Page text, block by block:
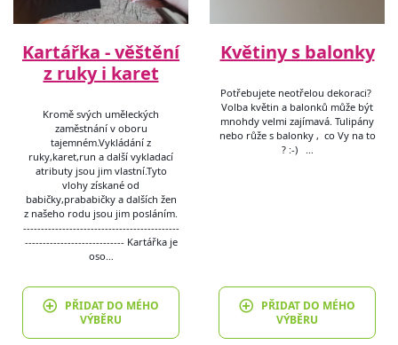
Kartářka - věštění
z ruky i karet
Kromě svých uměleckých
zaměstnání v oboru
tajemném.Vykládání z
ruky,karet,run a další vykladací
atributy jsou jim vlastní.Tyto
vlohy získané od
babičky,prababičky a dalších žen
z našeho rodu jsou jim posláním.
--------------------------------------------
---------------------------- Kartářka je
oso…
PŘIDAT DO MÉHO
VÝBĚRU
Květiny s balonky
Potřebujete neotřelou dekoraci?
Volba květin a balonků může být
mnohdy velmi zajímavá. Tulipány
nebo růže s balonky , co Vy na to
? :-) …
PŘIDAT DO MÉHO
VÝBĚRU